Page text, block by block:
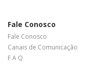
Fale Conosco
Fale Conosco
Canais de Comunicação
F A Q